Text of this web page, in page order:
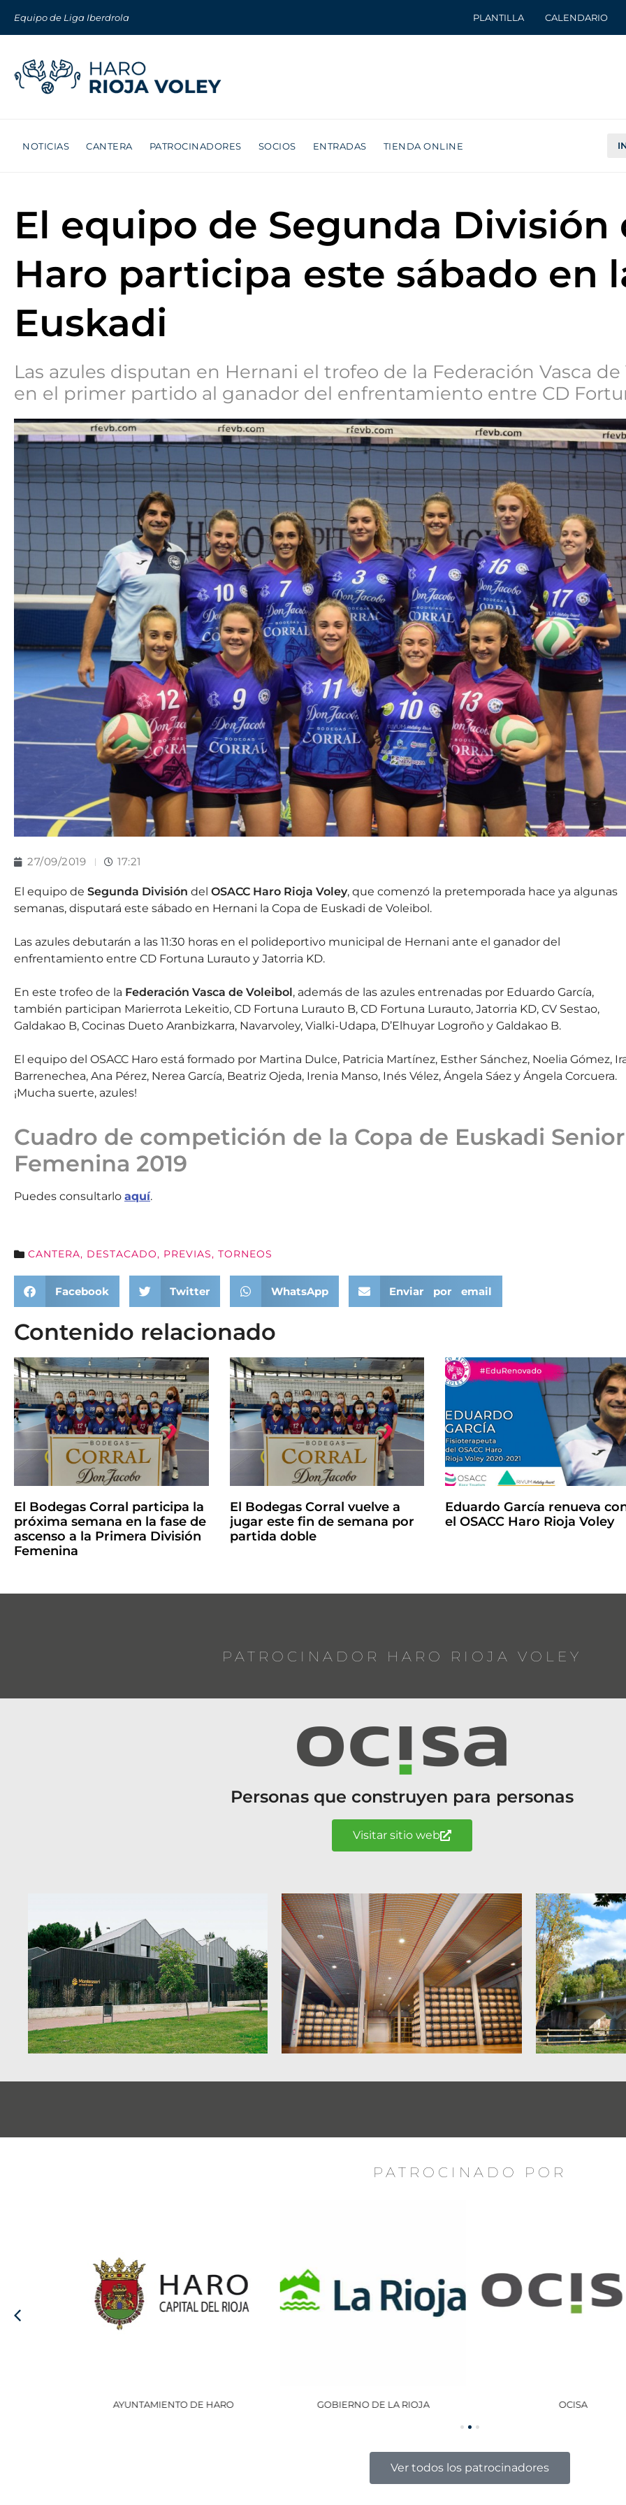
Equipo de Liga Iberdrola PLANTILLA CALENDARIO
NOTICIAS CANTERA PATROCINADORES SOCIOS ENTRADAS TIENDA ONLINE
El equipo de Segunda División
Haro participa este sábado en
Euskadi
Las azules disputan en Hernani el trofeo de la Federación Vasca
en el primer partido al ganador del enfrentamiento entre CD
27/09/2019 17:21
El equipo de Segunda División del OSACC Haro Rioja Voley, que comenzó la pretemporada hace ya algunas
semanas, disputará este sábado en Hernani la Copa de Euskadi de Voleibol.
Las azules debutarán a las 11:30 horas en el polideportivo municipal de Hernani ante el ganador del
enfrentamiento entre CD Fortuna Lurauto y Jatorria KD.
En este trofeo de la Federación Vasca de Voleibol, además de las azules entrenadas por Eduardo García,
también participan Marierrota Lekeitio, CD Fortuna Lurauto B, CD Fortuna Lurauto, Jatorria KD, CV Sestao,
Galdakao B, Cocinas Dueto Aranbizkarra, Navarvoley, Vialki-Udapa, D’Elhuyar Logroño y Galdakao B.
El equipo del OSACC Haro está formado por Martina Dulce, Patricia Martínez, Esther Sánchez, Noelia Gómez,
Barrenechea, Ana Pérez, Nerea García, Beatriz Ojeda, Irenia Manso, Inés Vélez, Ángela Sáez y Ángela Corcuera.
¡Mucha suerte, azules!
Cuadro de competición de la Copa de Euskadi Senior
Femenina 2019
Puedes consultarlo aquí.
CANTERA, DESTACADO, PREVIAS, TORNEOS
Facebook Twitter WhatsApp Enviar por email
Contenido relacionado
El Bodegas Corral participa la
próxima semana en la fase de
ascenso a la Primera División
Femenina
El Bodegas Corral vuelve a
jugar este fin de semana por
partida doble
Eduardo García renueva
el OSACC Haro Rioja Voley
PATROCINADOR HARO RIOJA VOLEY
Personas que construyen para personas
Visitar sitio web
PATROCINADO POR
AYUNTAMIENTO DE HARO GOBIERNO DE LA RIOJA OCISA
Ver todos los patrocinadores